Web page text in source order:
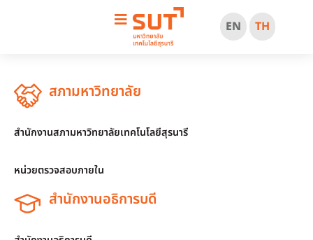
EN TH
สภามหาวิทยาลัย
สำนักงานสภามหาวิทยาลัยเทคโนโลยีสุรนารี
หน่วยตรวจสอบภายใน
สำนักงานอธิการบดี